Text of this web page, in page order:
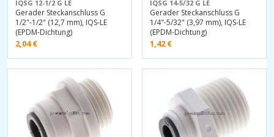
IQSG 12-1/2 G LE
Gerader Steckanschluss G
1/2"-1/2" (12,7 mm), IQS-LE
(EPDM-Dichtung)
2,04€
IQSG 14-5/32 G LE
Gerader Steckanschluss G
1/4"-5/32" (3,97 mm), IQS-LE
(EPDM-Dichtung)
1,42€